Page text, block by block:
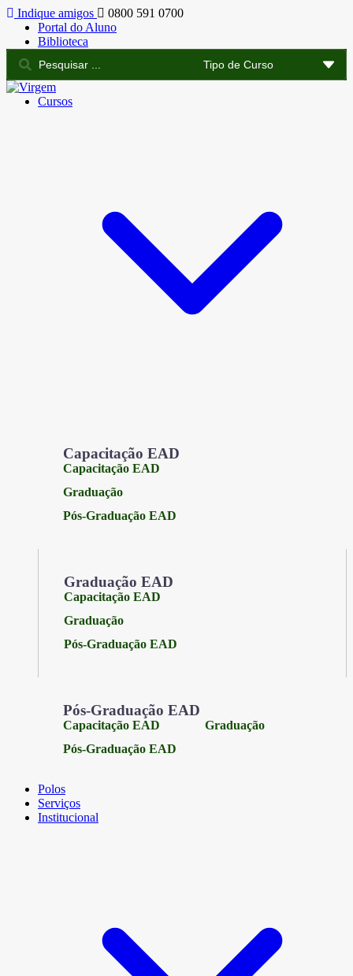
Indique amigos
0800 591 0700
Portal do Aluno
Biblioteca
Cursos
Capacitação EAD
Capacitação EAD
Graduação
Pós-Graduação EAD
Graduação EAD
Capacitação EAD
Graduação
Pós-Graduação EAD
Pós-Graduação EAD
Capacitação EAD
Graduação
Pós-Graduação EAD
Polos
Serviços
Institucional